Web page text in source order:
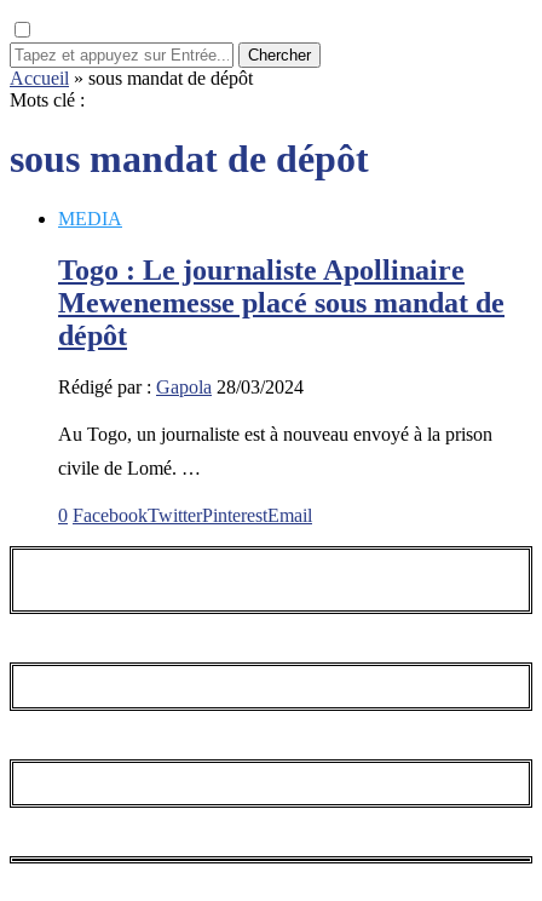
Chercher
Accueil » sous mandat de dépôt
Mots clé :
sous mandat de dépôt
MEDIA
Togo : Le journaliste Apollinaire
Mewenemesse placé sous mandat de
dépôt
Rédigé par : Gapola 28/03/2024
Au Togo, un journaliste est à nouveau envoyé à la prison
civile de Lomé. …
0 FacebookTwitterPinterestEmail